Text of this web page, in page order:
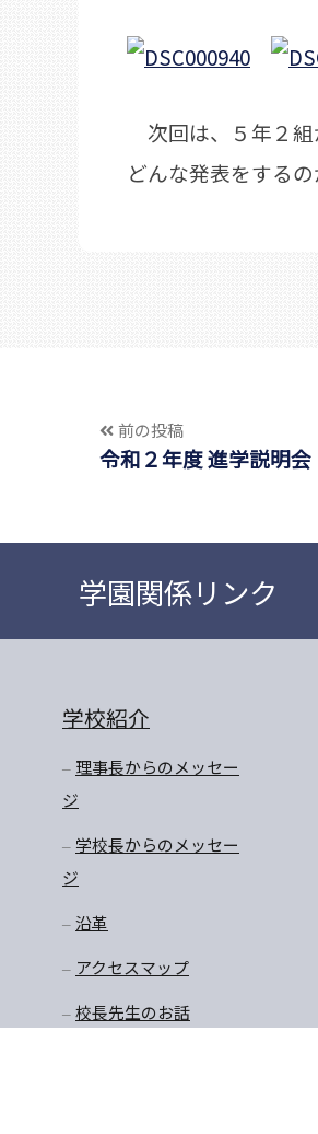
次回は、５年２組
どんな発表をするの
前の投稿
令和２年度 進学説明会
学園関係リンク
学校紹介
理事長からのメッセー
ジ
学校長からのメッセー
ジ
沿革
アクセスマップ
校長先生のお話